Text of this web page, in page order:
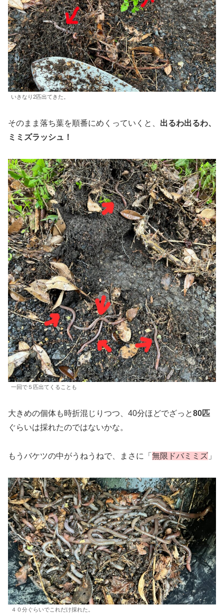
いきなり2匹出てきた。
そのまま落ち葉を順番にめくっていくと、 出るわ出るわ、
ミミズラッシュ！
一回で５匹出てくることも
大きめの個体も時折混じりつつ、40分ほどでざっと80匹
ぐらいは採れたのではないかな。
もうバケツの中がうねうねで、まさに「 無限ドバミミズ 」
４０分ぐらいでこれだけ採れた。